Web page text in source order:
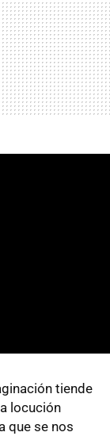
tiende
locución
que se nos